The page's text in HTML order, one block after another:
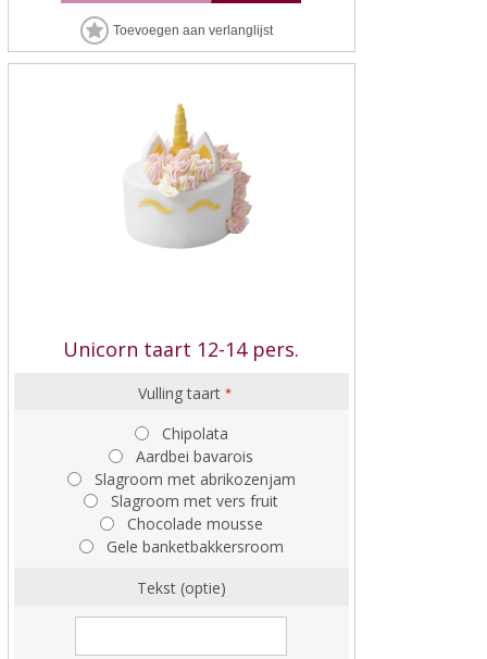
Unicorn taart 12-14 pers.
Vulling taart *
Chipolata
Aardbei bavarois
Slagroom met abrikozenjam
Slagroom met vers fruit
Chocolade mousse
Gele banketbakkersroom
Tekst (optie)